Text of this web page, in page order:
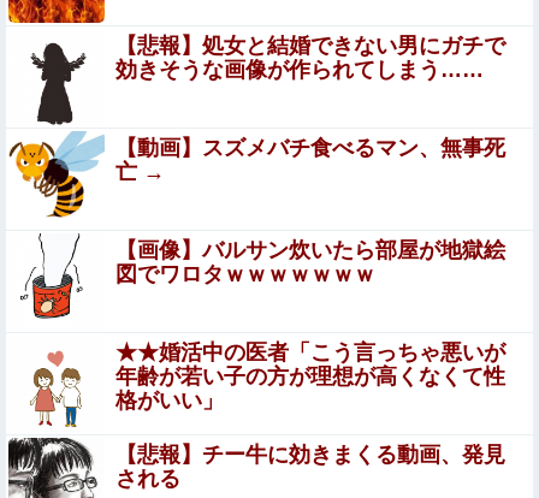
33歳くらいから太ったせいか加齢で＊が緩んだのかチ
ョビッと漏れるようになった
もしかして、マンションのベランダで七輪で焼き肉ってダ
メなの？????
【閲覧注意】有名タレント(48歳)、生配信中に自傷行為。
想像の10倍エグくてファン全員トラウマに…
韓国サッカーのイメージが墜落
ぐらんぶる原作最新話、ヤバすぎる
【画像】 暴走族のセ〇クス、エチエチすぎるｗｗｗwｗｗ
ｗｗｗｗｗｗ
【画像あり】居酒屋「6人で長居して会計4939円！喋りた
いだけなら公園に行ってくれ（怒」
【悲報】処女と結婚できない男にガチで
効きそうな画像が作られてしまう……
【動画】スズメバチ食べるマン、無事死
亡 →
【画像】バルサン炊いたら部屋が地獄絵
図でワロタｗｗｗｗｗｗｗ
★★婚活中の医者「こう言っちゃ悪いが
年齢が若い子の方が理想が高くなくて性
格がいい」
【悲報】チー牛に効きまくる動画、発見
される